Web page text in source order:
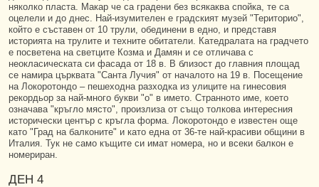
няколко пласта. Макар че са градени без всякаква спойка, те са
оцелели и до днес. Най-изумителен е градският музей "Територио",
който е съставен от 10 трули, обединени в едно, и представя
историята на трулите и техните обитатели. Катедралата на градчето
е посветена на светците Козма и Дамян и се отличава с
неокласическата си фасада от 18 в. В близост до главния площад
се намира църквата "Санта Лучия" от началото на 19 в. Посещение
на Локоротондо – пешеходна разходка из улиците на гинесовия
рекордьор за най-много букви "о" в името. Странното име, което
означава "кръгло място", произлиза от също толкова интересния
исторически център с кръгла форма. Локоротондо е известен още
като "Град на балконите" и като една от 36-те най-красиви общини в
Италия. Тук не само къщите си имат номера, но и всеки балкон е
номериран.
ДЕН 4